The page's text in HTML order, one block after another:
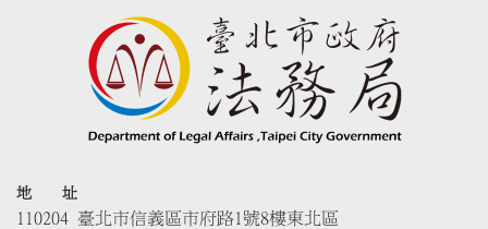
地 址
110204 臺北市信義區市府路1號8樓東北區